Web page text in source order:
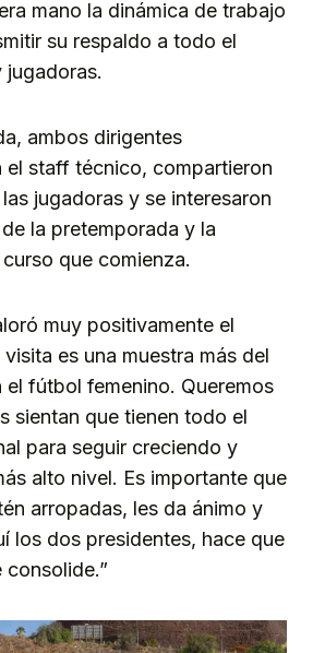
mano la dinámica de trabajo
su respaldo a todo el
ambos dirigentes
el staff técnico, compartieron
jugadoras y se interesaron
la pretemporada y la
que comienza.
muy positivamente el
es una muestra más del
fútbol femenino. Queremos
sientan que tienen todo el
para seguir creciendo y
alto nivel. Es importante que
arropadas, les da ánimo y
los dos presidentes, hace que